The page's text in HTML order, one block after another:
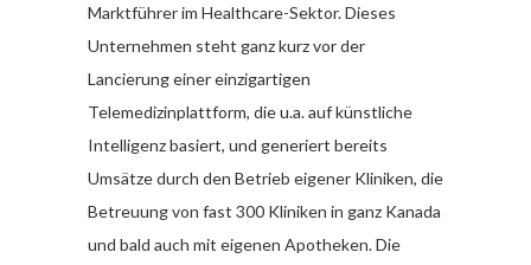
Marktführer im Healthcare-Sektor. Dieses
Unternehmen steht ganz kurz vor der
Lancierung einer einzigartigen
Telemedizinplattform, die u.a. auf künstliche
Intelligenz basiert, und generiert bereits
Umsätze durch den Betrieb eigener Kliniken, die
Betreuung von fast 300 Kliniken in ganz Kanada
und bald auch mit eigenen Apotheken. Die